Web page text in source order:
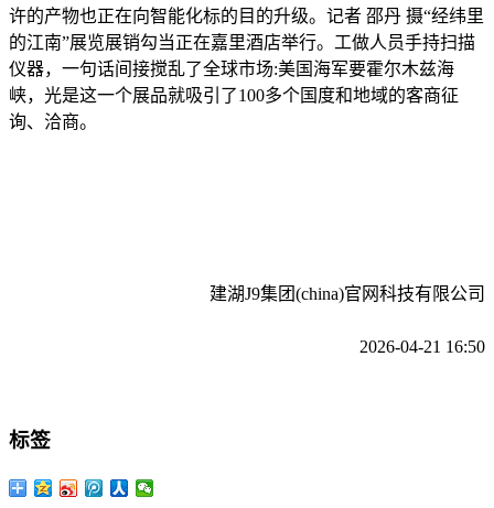
许的产物也正在向智能化标的目的升级。记者 邵丹 摄“经纬里
的江南”展览展销勾当正在嘉里酒店举行。工做人员手持扫描
仪器，一句话间接搅乱了全球市场:美国海军要霍尔木兹海
峡，光是这一个展品就吸引了100多个国度和地域的客商征
询、洽商。
建湖J9集团(china)官网科技有限公司
2026-04-21 16:50
标签